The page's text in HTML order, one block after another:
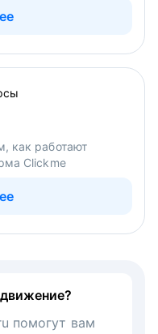
как работают
Clickme
помогут вам